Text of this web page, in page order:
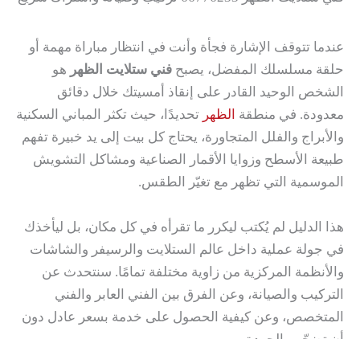
عندما تتوقف الإشارة فجأة وأنت في انتظار مباراة مهمة أو
حلقة مسلسلك المفضل، يصبح فني ستلايت الظهر هو
الشخص الوحيد القادر على إنقاذ أمسيتك خلال دقائق
معدودة. في منطقة الظهر تحديدًا، حيث تكثر المباني السكنية
والأبراج والفلل المتجاورة، يحتاج كل بيت إلى يد خبيرة تفهم
طبيعة الأسطح وزوايا الأقمار الصناعية ومشاكل التشويش
الموسمية التي تظهر مع تغيّر الطقس.
هذا الدليل لم يُكتب ليكرر ما تقرأه في كل مكان، بل ليأخذك
في جولة عملية داخل عالم الستلايت والرسيفر والشاشات
والأنظمة المركزية من زاوية مختلفة تمامًا. سنتحدث عن
التركيب والصيانة، وعن الفرق بين الفني العابر والفني
المتخصص، وعن كيفية الحصول على خدمة بسعر عادل دون